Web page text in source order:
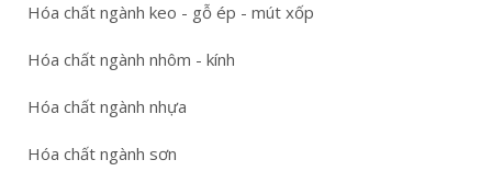
Hóa chất ngành keo - gỗ ép - mút xốp
Hóa chất ngành nhôm - kính
Hóa chất ngành nhựa
Hóa chất ngành sơn